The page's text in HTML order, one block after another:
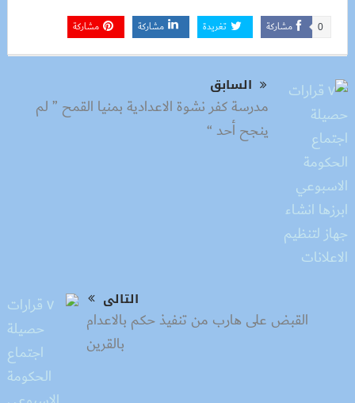
مشاركة 0 تغريدة مشاركة مشاركة
السابق
مدرسة كفر نشوة الاعدادية بمنيا القمح ” لم
ينجح أحد “
التالى
القبض على هارب من تنفيذ حكم بالاعدام
بالقرين